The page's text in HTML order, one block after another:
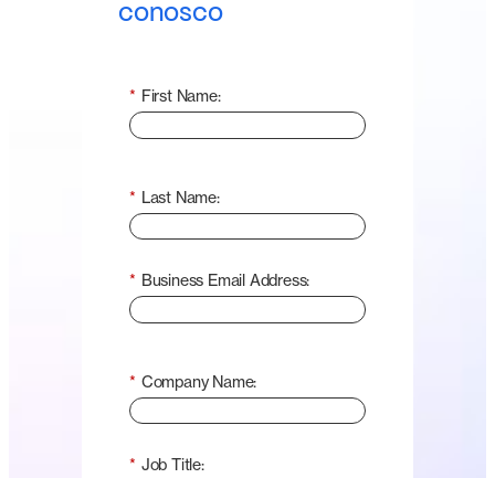
conosco
* First Name:
* Last Name:
* Business Email Address:
* Company Name:
* Job Title: